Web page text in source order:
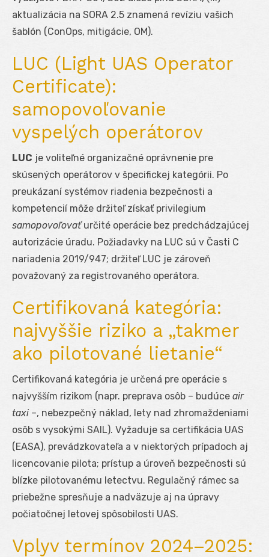
aktualizácia na SORA 2.5 znamená revíziu vašich
šablón (ConOps, mitigácie, OM).
LUC (Light UAS Operator
Certificate):
samopovoľovanie
vyspelých operátorov
LUC je voliteľné organizačné oprávnenie pre
skúsených operátorov v špecifickej kategórii. Po
preukázaní systémov riadenia bezpečnosti a
kompetencií môže držiteľ získať privilegium
samopovoľovaťurčité operácie bez predchádzajúcej
autorizácie úradu. Požiadavky na LUC sú v Časti C
nariadenia 2019/947; držiteľ LUC je zároveň
považovaný za registrovaného operátora.
Certifikovaná kategória:
najvyššie riziko a „takmer
ako pilotované lietanie“
Certifikovaná kategória je určená pre operácie s
najvyšším rizikom (napr. preprava osôb – budúce air
taxi –, nebezpečný náklad, lety nad zhromaždeniami
osôb s vysokými SAIL). Vyžaduje sa certifikácia UAS
(EASA), prevádzkovateľa a v niektorých prípadoch aj
licencovanie pilota; prístup a úroveň bezpečnosti sú
blízke pilotovanému letectvu. Regulačný rámec sa
priebežne spresňuje a nadväzuje aj na úpravy
počiatočnej letovej spôsobilosti UAS.
Vplyv termínov 2024–2025: